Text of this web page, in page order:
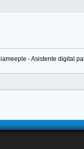
iameeple - Asistente digital